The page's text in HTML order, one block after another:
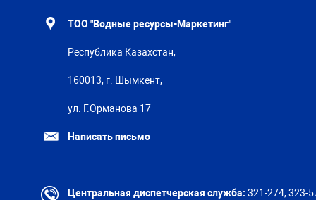
ТОО "Водные ресурсы-Маркетинг"
Республика Казахстан,
160013, г. Шымкент,
ул. Г.Орманова 17
Написать письмо
Центральная диспетчерская служба: 321-274, 323-